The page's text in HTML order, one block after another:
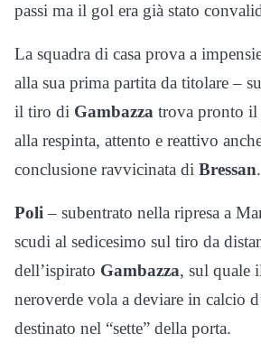
passi ma il gol era già stato
La squadra di casa prova a
alla sua prima partita da titolare –
il tiro di Gambazza trova pronto il
alla respinta, attento e reattivo
conclusione ravvicinata di Bressan.
Poli – subentrato nella ripresa a
scudi al sedicesimo sul tiro da
dell’ispirato Gambazza, sul quale
neroverde vola a deviare in calcio
destinato nel “sette” della porta.